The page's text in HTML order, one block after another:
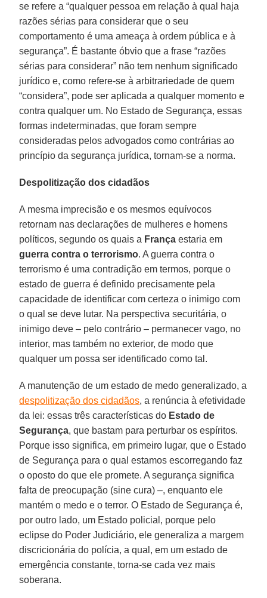
se refere a “qualquer pessoa em relação à qual haja
razões sérias para considerar que o seu
comportamento é uma ameaça à ordem pública e à
segurança”. É bastante óbvio que a frase “razões
sérias para considerar” não tem nenhum significado
jurídico e, como refere-se à arbitrariedade de quem
“considera”, pode ser aplicada a qualquer momento e
contra qualquer um. No Estado de Segurança, essas
formas indeterminadas, que foram sempre
consideradas pelos advogados como contrárias ao
princípio da segurança jurídica, tornam-se a norma.
Despolitização dos cidadãos
A mesma imprecisão e os mesmos equívocos
retornam nas declarações de mulheres e homens
políticos, segundo os quais a França estaria em
guerra contra o terrorismo. A guerra contra o
terrorismo é uma contradição em termos, porque o
estado de guerra é definido precisamente pela
capacidade de identificar com certeza o inimigo com
o qual se deve lutar. Na perspectiva securitária, o
inimigo deve – pelo contrário – permanecer vago, no
interior, mas também no exterior, de modo que
qualquer um possa ser identificado como tal.
A manutenção de um estado de medo generalizado, a
despolitização dos cidadãos, a renúncia à efetividade
da lei: essas três características do Estado de
Segurança, que bastam para perturbar os espíritos.
Porque isso significa, em primeiro lugar, que o Estado
de Segurança para o qual estamos escorregando faz
o oposto do que ele promete. A segurança significa
falta de preocupação (sine cura) –, enquanto ele
mantém o medo e o terror. O Estado de Segurança é,
por outro lado, um Estado policial, porque pelo
eclipse do Poder Judiciário, ele generaliza a margem
discricionária do polícia, a qual, em um estado de
emergência constante, torna-se cada vez mais
soberana.